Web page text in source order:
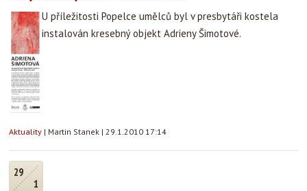
U příležitosti Popelce umělců byl v presbytáři kostela
instalován kresebný objekt Adrieny Šimotové.
Aktuality | Martin Stanek | 29.1.2010 17:14
29
1